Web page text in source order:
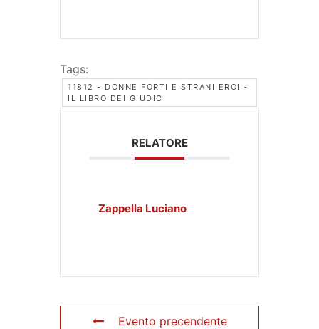
Tags:
11812 - DONNE FORTI E STRANI EROI -
IL LIBRO DEI GIUDICI
RELATORE
Zappella Luciano
Evento precendente